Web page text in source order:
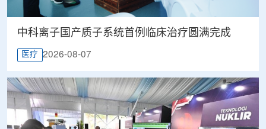
中科离子国产质子系统首例临床治疗圆满完成
医疗 2026-08-07